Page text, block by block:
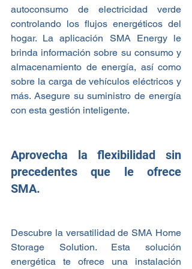
autoconsumo de electricidad verde
controlando los flujos energéticos del
hogar. La aplicación SMA Energy le
brinda información sobre su consumo y
almacenamiento de energía, así como
sobre la carga de vehículos eléctricos y
más. Asegure su suministro de energía
con esta gestión inteligente.
Aprovecha la flexibilidad sin
precedentes que le ofrece
SMA.
Descubre la versatilidad de SMA Home
Storage Solution. Esta solución
energética te ofrece una instalación